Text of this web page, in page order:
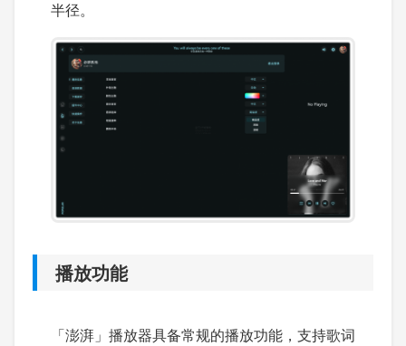
半径。
播放功能
「澎湃」播放器具备常规的播放功能，支持歌词